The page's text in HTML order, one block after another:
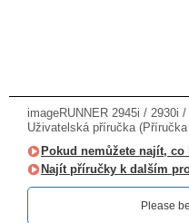
imageRUNNER 2945i / 2930i /
Uživatelská příručka
Pokud nemůžete najít,
Najít příručky k dalším
Please